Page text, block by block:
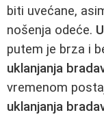
biti uvećane,
nošenja odeće.
putem je brza i
uklanjanja
vremenom
uklanjanja